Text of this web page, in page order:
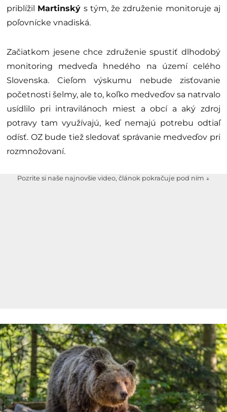
priblížil Martinský s tým, že združenie monitoruje aj
poľovnícke vnadiská.
Začiatkom jesene chce združenie spustiť dlhodobý
monitoring medveďa hnedého na území celého
Slovenska. Cieľom výskumu nebude zisťovanie
početnosti šelmy, ale to, koľko medveďov sa natrvalo
usídlilo pri intravilánoch miest a obcí a aký zdroj
potravy tam využívajú, keď nemajú potrebu odtiaľ
odísť. OZ bude tiež sledovať správanie medveďov pri
rozmnožovaní.
Pozrite si naše najnovšie video, článok pokračuje pod ním ↓